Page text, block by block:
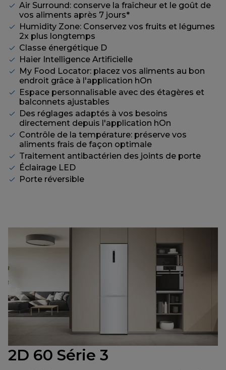
Air Surround: conserve la fraîcheur et le goût de
vos aliments après 7 jours*
Humidity Zone: Conservez vos fruits et légumes
2x plus longtemps
Classe énergétique D
Haier Intelligence Artificielle
My Food Locator: placez vos aliments au bon
endroit grâce à l'application hOn
Espace personnalisable avec des étagères et
balconnets ajustables
Des réglages adaptés à vos besoins
directement depuis l'application hOn
Contrôle de la température: préserve vos
aliments frais de façon optimale
Traitement antibactérien des joints de porte
Éclairage LED
Porte réversible
2D 60 Série 3